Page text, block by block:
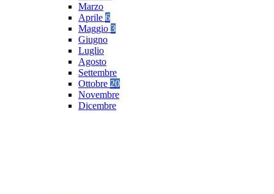
Marzo
Aprile 6
Maggio 3
Giugno
Luglio
Agosto
Settembre
Ottobre 20
Novembre
Dicembre